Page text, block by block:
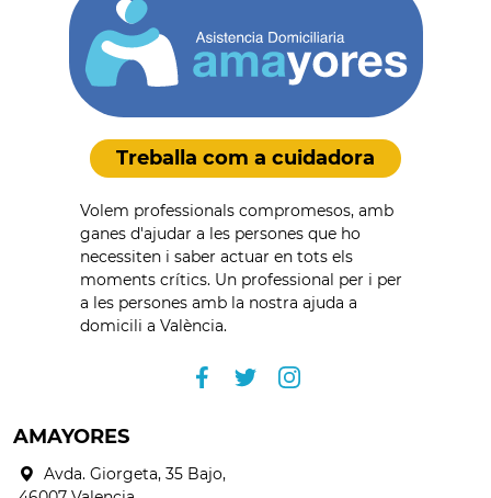
Treballa com a cuidadora
Volem professionals compromesos, amb
ganes d'ajudar a les persones que ho
necessiten i saber actuar en tots els
moments crítics. Un professional per i per
a les persones amb la nostra ajuda a
domicili a València.
AMAYORES
Avda. Giorgeta, 35 Bajo,